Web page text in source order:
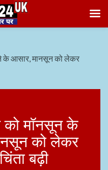
के आसार, मानसून को लेकर
को मॉनसून के
को लेकर
बढ़ी